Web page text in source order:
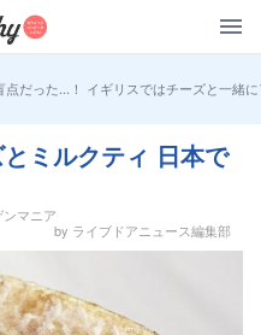
点だった...！ イギリスではチーズと一緒
ミルクティ 日本で
マニア
by ライブドアニュース編集部